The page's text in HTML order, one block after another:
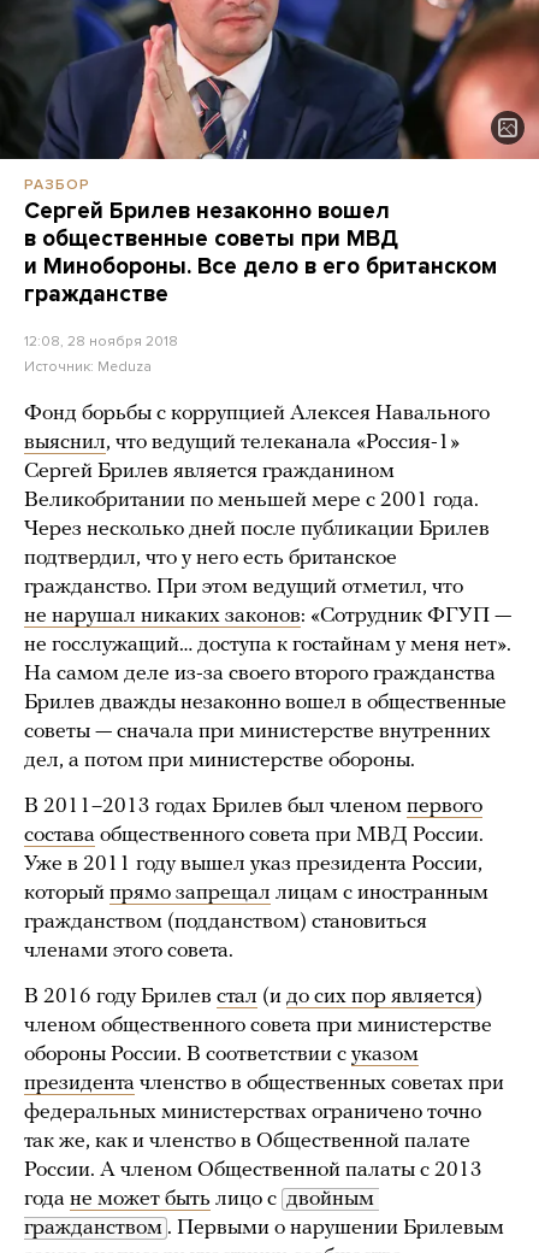
РАЗБОР
Сергей Брилев незаконно вошел
в общественные советы при МВД
и Минобороны. Все дело в его британском
гражданстве
12:08, 28 ноября 2018
Источник: Meduza
Фонд борьбы с коррупцией Алексея Навального
выяснил, что ведущий телеканала «Россия-1»
Сергей Брилев является гражданином
Великобритании по меньшей мере с 2001 года.
Через несколько дней после публикации Брилев
подтвердил, что у него есть британское
гражданство. При этом ведущий отметил, что
не нарушал никаких законов: «Сотрудник ФГУП —
не госслужащий… доступа к гостайнам у меня нет».
На самом деле из-за своего второго гражданства
Брилев дважды незаконно вошел в общественные
советы — сначала при министерстве внутренних
дел, а потом при министерстве обороны.
В 2011–2013 годах Брилев был членом первого
состава общественного совета при МВД России.
Уже в 2011 году вышел указ президента России,
который прямо запрещал лицам с иностранным
гражданством (подданством) становиться
членами этого совета.
В 2016 году Брилев стал (и до сих пор является)
членом общественного совета при министерстве
обороны России. В соответствии с указом
президента членство в общественных советах при
федеральных министерствах ограничено точно
так же, как и членство в Общественной палате
России. А членом Общественной палаты с 2013
года не может быть лицо с двойным
гражданством . Первыми о нарушении Брилевым